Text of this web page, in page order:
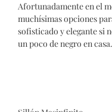
Afortunadamente en el
muchísimas opciones
sofisticado y elegante si
un poco de negro en casa.